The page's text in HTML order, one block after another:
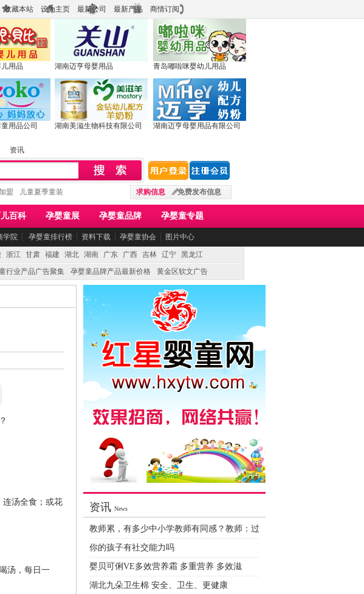
收藏本站 设为主页 最新公司 最新产品 商情订阅
用品 湖南迈亨母婴用品 青岛嘟啦咪婴幼儿用品
用品公司 湖南美滋生物科技有限公司 湖南迈亨母婴用品有限公司
资讯
求购信息 免费发布信息
盟 儿童夏季童装
百科 孕婴童展 孕婴童品牌 孕婴童专题
学院 ┆ 孕婴童排行榜 ┆ 资料下载 ┆ 孕婴童协会 ┆ 图片中心
浙江 甘肃 福建 湖北 湖南 广东 广西 吉林 辽宁 黑龙江
行业产品广告聚集 孕婴童品牌产品最新价格 黄金区软文广告
连汤全食；或花
汤，每日一
资讯 News
教师累，有多少中小学教师有同感？教师：过
你的孩子有社交能力吗
婴贝可俐VE多效营养霜 多重营养 多效滋
湖北九朵卫生棉 安全、卫生、更健康